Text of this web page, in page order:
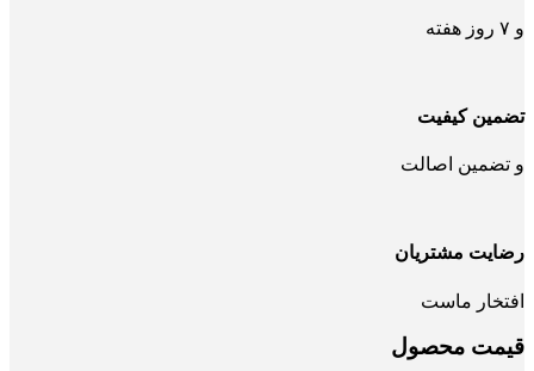
و ۷ روز هفته
تضمین کیفیت
و تضمین اصالت
رضایت مشتریان
افتخار ماست
قیمت محصول